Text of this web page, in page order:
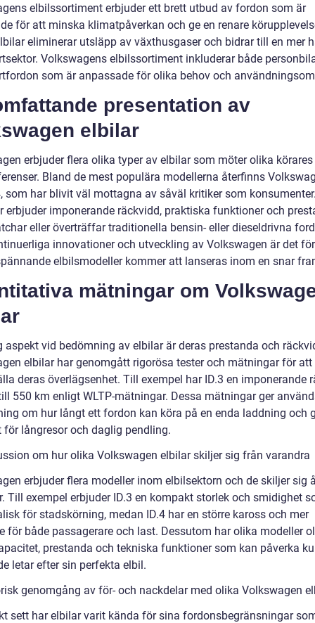
elbilssortiment erbjuder ett brett utbud av fordon som är
för att minska klimatpåverkan och ge en renare
eliminerar utsläpp av växthusgaser och bidrar till en mer
Volkswagens elbilssortiment inkluderar både
som är anpassade för olika behov och
presentation av
elbilar
erbjuder flera olika typer av elbilar som möter olika
Bland de mest populära modellerna återfinns
som har blivit väl mottagna av såväl kritiker som
erbjuder imponerande räckvidd, praktiska funktioner och
eller överträffar traditionella bensin- eller dieseldrivna
innovationer och utveckling av Volkswagen är det
elbilsmodeller kommer att lanseras inom en snar
mätningar om
aspekt vid bedömning av elbilar är deras prestanda och
elbilar har genomgått rigorösa tester och mätningar för att
deras överlägsenhet. Till exempel har ID.3 en imponerande
550 km enligt WLTP-mätningar. Dessa mätningar ger
om hur långt ett fordon kan köra på en enda laddning och
för långresor och daglig pendling.
om hur olika Volkswagen elbilar skiljer sig från varandra
erbjuder flera modeller inom elbilsektorn och de skiljer sig
Till exempel erbjuder ID.3 en kompakt storlek och smidighet
för stadskörning, medan ID.4 har en större kaross och mer
för både passagerare och last. Dessutom har olika modeller
prestanda och tekniska funktioner som kan påverka
letar efter sin perfekta elbil.
genomgång av för- och nackdelar med olika Volkswagen
sett har elbilar varit kända för sina fordonsbegränsningar